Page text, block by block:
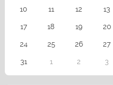
10
11 12 13
17
18 19 20
24
25 26 27
31
1 2 3